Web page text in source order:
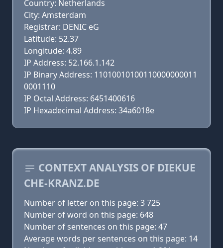
Country: Netherlands
City: Amsterdam
Registrar: DENIC eG
Latitude: 52.37
Longitude: 4.89
IP Address: 52.166.1.142
IP Binary Address: 11010010100110000000011
0001110
IP Octal Address: 6451400616
IP Hexadecimal Address: 34a6018e
CONTEXT ANALYSIS OF DIEKUE
CHE-KRANZ.DE
Number of letter on this page: 3 725
Number of word on this page: 648
Number of sentences on this page: 47
Average words per sentences on this page: 14